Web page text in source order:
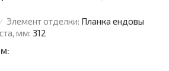
Элемент отделки: Планка ендовы
мм: 312